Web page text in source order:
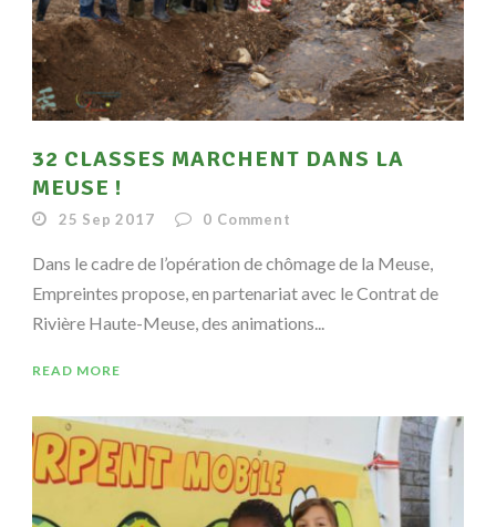
32 CLASSES MARCHENT DANS LA
MEUSE !
25 Sep 2017 0 Comment
Dans le cadre de l’opération de chômage de la Meuse,
Empreintes propose, en partenariat avec le Contrat de
Rivière Haute-Meuse, des animations...
READ MORE